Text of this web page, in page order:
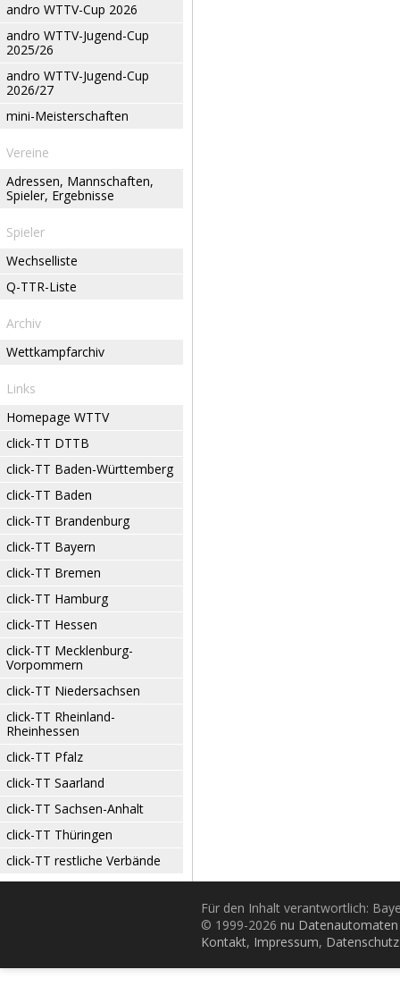
andro WTTV-Cup 2026
andro WTTV-Jugend-Cup
2025/26
andro WTTV-Jugend-Cup
2026/27
mini-Meisterschaften
Vereine
Adressen, Mannschaften,
Spieler, Ergebnisse
Spieler
Wechselliste
Q-TTR-Liste
Archiv
Wettkampfarchiv
Links
Homepage WTTV
click-TT DTTB
click-TT Baden-Württemberg
click-TT Baden
click-TT Brandenburg
click-TT Bayern
click-TT Bremen
click-TT Hamburg
click-TT Hessen
click-TT Mecklenburg-
Vorpommern
click-TT Niedersachsen
click-TT Rheinland-
Rheinhessen
click-TT Pfalz
click-TT Saarland
click-TT Sachsen-Anhalt
click-TT Thüringen
click-TT restliche Verbände
Für den Inhalt verantwortlich:
© 1999-2026 nu
Kontakt, Impressum, Datenschutz